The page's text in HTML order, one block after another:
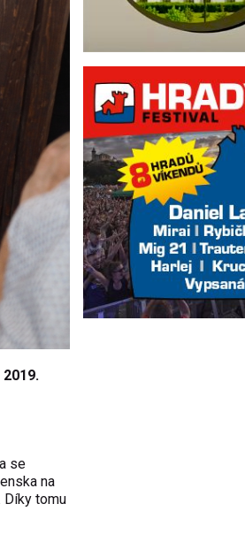
se
na
Díky tomu